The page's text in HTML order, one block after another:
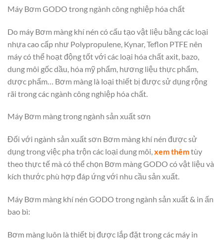
Máy Bơm GODO trong ngành công nghiệp hóa chất
Do máy Bơm màng khí nén có cấu tạo vật liệu bằng các loại
nhựa cao cấp như Polypropulene, Kynar, Teflon PTFE nên
máy có thể hoạt động tốt với các loại hóa chất axit, bazo,
dung môi gốc dầu, hóa mỹ phẩm, hương liệu thực phẩm,
dược phẩm… Bơm màng là loại thiết bị được sử dụng rộng
rãi trong các ngành công nghiệp hóa chất.
Máy Bơm màng trong ngành sản xuất sơn
Đối với ngành sản xuất sơn Bơm màng khí nén được sử
dụng trong việc pha trộn các loại dung môi,xem thêmtùy
theo thực tế mà có thể chọn Bơm màng GODO có vật liệu và
kích thước phù hợp đáp ứng với nhu cầu sản xuất.
Máy Bơm màng khí nén GODO trong ngành sản xuất & in ấn
bao bì:
Bơm màng luôn là thiết bị được lắp đặt trong các máy in